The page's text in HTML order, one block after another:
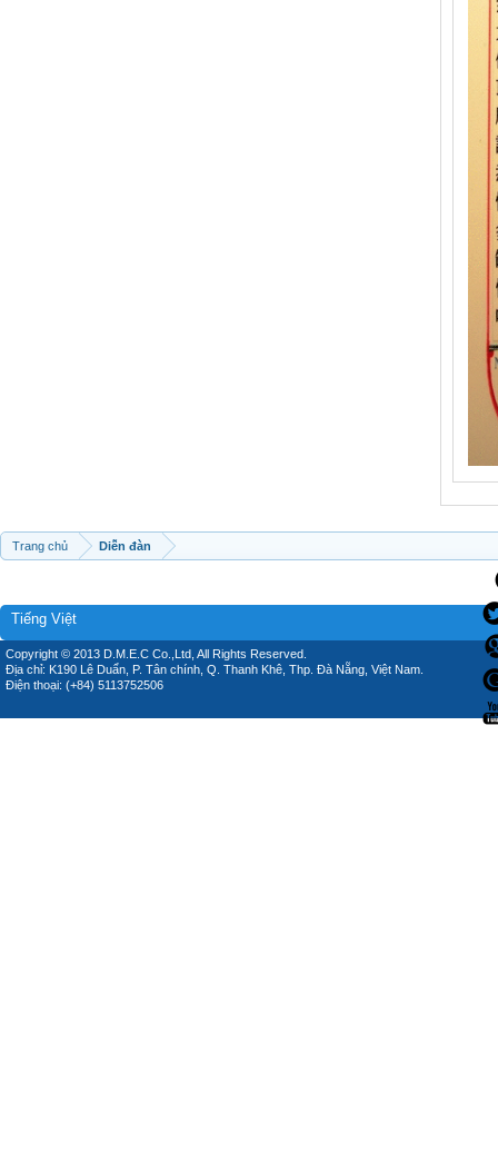
Trang chủ Diễn đàn
Tiếng Việt
Copyright © 2013 D.M.E.C Co.,Ltd, All Rights Reserved.
Địa chỉ: K190 Lê Duẩn, P. Tân chính, Q. Thanh Khê, Thp. Đà Nẵng, Việt Nam.
Điện thoại: (+84) 5113752506